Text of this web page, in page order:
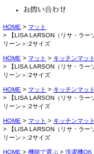
HOME
マット
【LISA LARSON（リサ・ラ
リーン＞:2サイズ
HOME マット
キッチンマット
【LISA LARSON（リサ・ラ
リーン＞:2サイズ
HOME マット キッチンマット
【LISA LARSON（リサ・ラ
リーン＞:2サイズ
HOME マット キッチンマット
【LISA LARSON（リサ・ラ
リーン＞:2サイズ
HOME 機能で選ぶ 洗濯機OK